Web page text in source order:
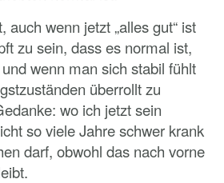
auch wenn jetzt „alles gut“ ist
zu sein, dass es normal ist,
wenn man sich stabil fühlt
überrollt zu
wo ich jetzt sein
so viele Jahre schwer krank
darf, obwohl das nach vorne